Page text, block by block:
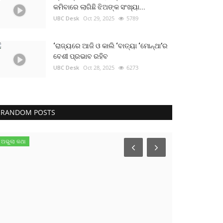
କମିବାରେ ଲାଗିଛି ଝିଅଙ୍କ ସଂଖ୍ୟା...
UBC Desk Oct 29, 2025 5789
‘ରାଜ୍ୟରେ ଆଜି ଓ କାଲି ‘ବାତ୍ୟା ‘ମୋନ୍ଥା’ର
ବେଶୀ ପ୍ରଭାବ ରହିବ
UBC Desk Oct 28, 2025 6273
RANDOM POSTS
ଅଭୁଲା କଥା